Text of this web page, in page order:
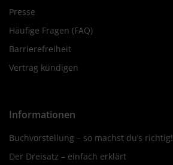
Presse
Häufige Fragen (FAQ)
Barrierefreiheit
Vertrag kündigen
Informationen
Buchvorstellung – so machst du’s richtig!
Der Dreisatz – einfach erklärt